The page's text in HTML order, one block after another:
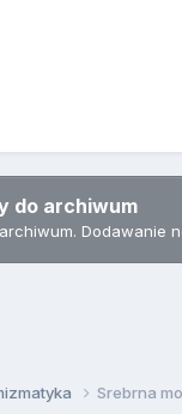
do archiwum
Dodawanie
Srebrna